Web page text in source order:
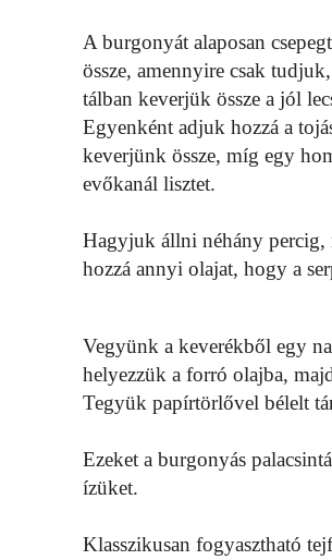
A burgonyát alaposan
össze, amennyire csak
tálban keverjük össze a jól
Egyenként adjuk hozzá a
keverjünk össze, míg egy
evőkanál lisztet.
Hagyjuk állni néhány percig,
hozzá annyi olajat, hogy a
Vegyünk a keverékből egy
helyezzük a forró olajba,
Tegyük papírtörlővel bélelt
Ezeket a burgonyás
ízüket.
Klasszikusan fogyasztható